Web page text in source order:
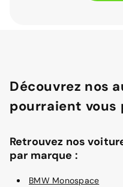
Découvrez nos
pourraient vous
Retrouvez nos
par marque :
BMW Monospace